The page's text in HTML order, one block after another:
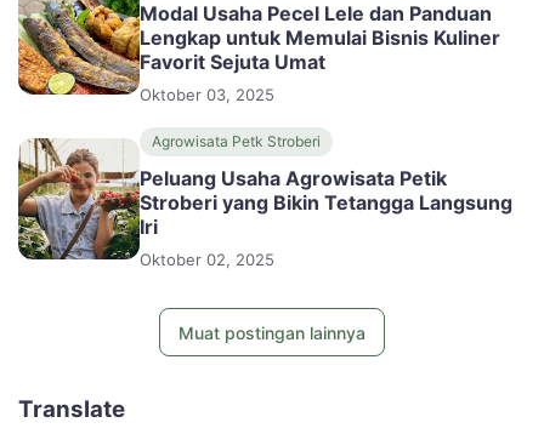
Modal Usaha Pecel Lele dan Panduan
Lengkap untuk Memulai Bisnis Kuliner
Favorit Sejuta Umat
Oktober 03, 2025
Agrowisata Petk Stroberi
Peluang Usaha Agrowisata Petik
Stroberi yang Bikin Tetangga Langsung
Iri
Oktober 02, 2025
Muat postingan lainnya
Translate